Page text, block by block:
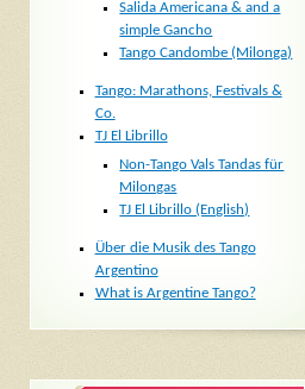
Salida Americana & and a
simple Gancho
Tango Candombe (Milonga)
Tango: Marathons, Festivals &
Co.
TJ El Librillo
Non-Tango Vals Tandas für
Milongas
TJ El Librillo (English)
Über die Musik des Tango
Argentino
What is Argentine Tango?